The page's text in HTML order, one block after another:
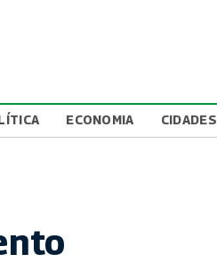
ECONOMIA CIDADES